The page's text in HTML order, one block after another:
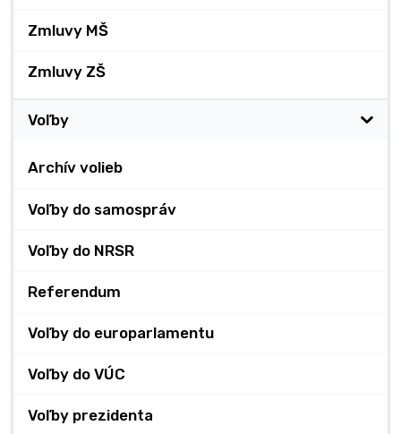
Zmluvy MŠ
Zmluvy ZŠ
Voľby
Archív volieb
Voľby do samospráv
Voľby do NRSR
Referendum
Voľby do europarlamentu
Voľby do VÚC
Voľby prezidenta